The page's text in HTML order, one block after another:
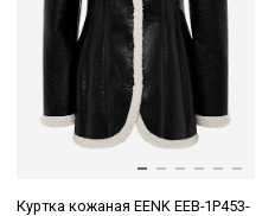
Куртка кожаная EENK EEB-1P453-